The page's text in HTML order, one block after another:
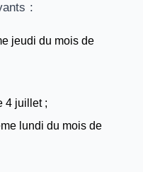
:
jeudi du mois de
4 juillet ;
lundi du mois de